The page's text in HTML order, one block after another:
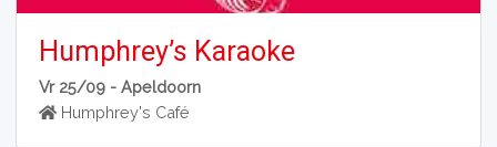
Humphrey’s Karaoke
Vr 25/09 -Apeldoorn
Humphrey's Café